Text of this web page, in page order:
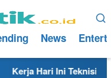
News
Hari Ini Teknisi/